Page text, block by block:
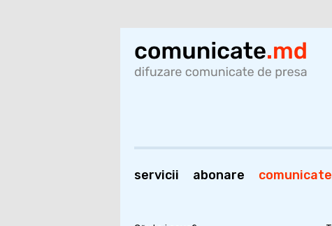
servicii abonare comunicate